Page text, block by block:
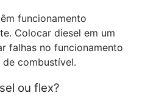
funcionamento
Colocar diesel em um
falhas no funcionamento
combustível.
ou flex?